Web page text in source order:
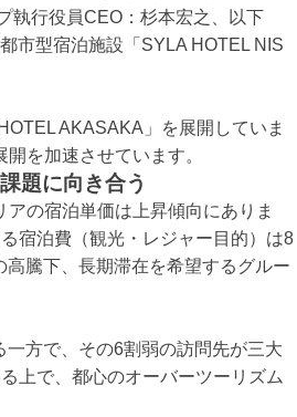
執行役員CEO：杉本宏之、以下
市型宿泊施設「SYLA HOTEL NIS
AKASAKA」を展開していま
を加速させています。
題に向き合う
の宿泊単価は上昇傾向にありま
宿泊費（観光・レジャー目的）は8
騰下、長期滞在を希望するグルー
方で、その6割弱の訪問先が三大
上で、都心のオーバーツーリズム